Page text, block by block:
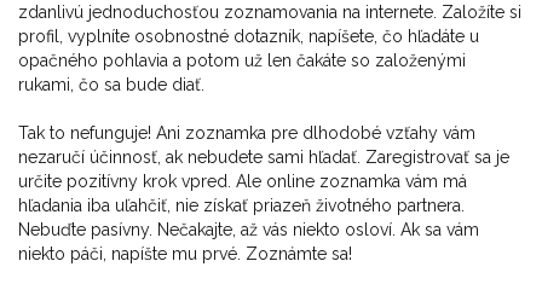
zdanlivú jednoduchosťou zoznamovania na internete. Založíte si
profil, vyplníte osobnostné dotazník, napíšete, čo hľadáte u
opačného pohlavia a potom už len čakáte so založenými
rukami, čo sa bude diať.
Tak to nefunguje! Ani zoznamka pre dlhodobé vzťahy vám
nezaručí účinnosť, ak nebudete sami hľadať. Zaregistrovať sa je
určite pozitívny krok vpred. Ale online zoznamka vám má
hľadania iba uľahčiť, nie získať priazeň životného partnera.
Nebuďte pasívny. Nečakajte, až vás niekto osloví. Ak sa vám
niekto páči, napíšte mu prvé. Zoznámte sa!